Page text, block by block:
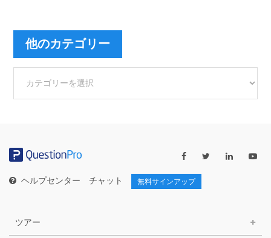
他のカテゴリー
カ
ー
ヘルプセンター チャット 無料サインアップ
ツアー